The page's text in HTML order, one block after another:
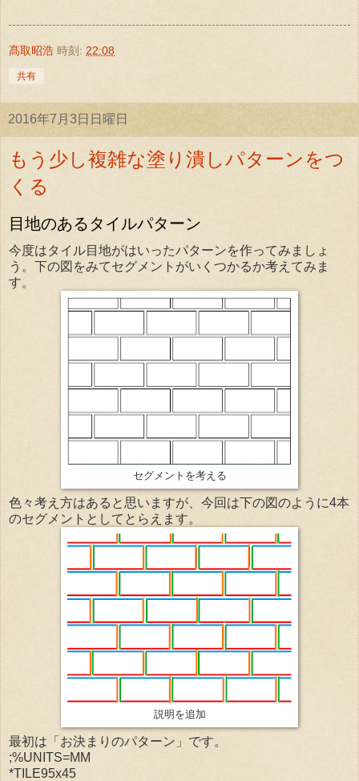
髙取昭浩 時刻: 22:08
共有
2016年7月3日日曜日
もう少し複雑な塗り潰しパターンをつ
くる
目地のあるタイルパターン
今度はタイル目地がはいったパターンを作ってみましょ
う。下の図をみてセグメントがいくつかるか考えてみま
す。
セグメントを考える
色々考え方はあると思いますが、今回は下の図のように4本
のセグメントとしてとらえます。
説明を追加
最初は「お決まりのパターン」です。
;%UNITS=MM
*TILE95x45